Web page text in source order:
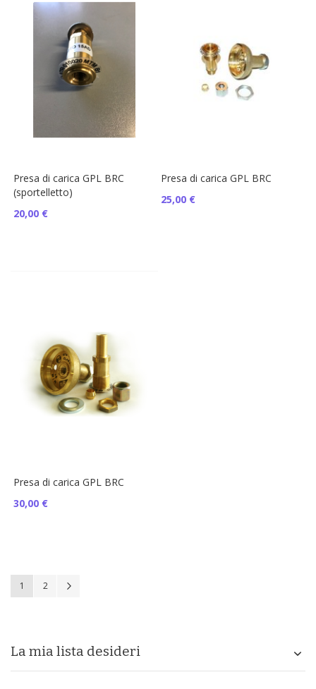
Presa di carica GPL BRC
(sportelletto)
20,00 €
Presa di carica GPL BRC
25,00 €
Presa di carica GPL BRC
30,00 €
Pagina
Attualmente stai leggendo la pagina
1 Pagina
2
La mia lista desideri